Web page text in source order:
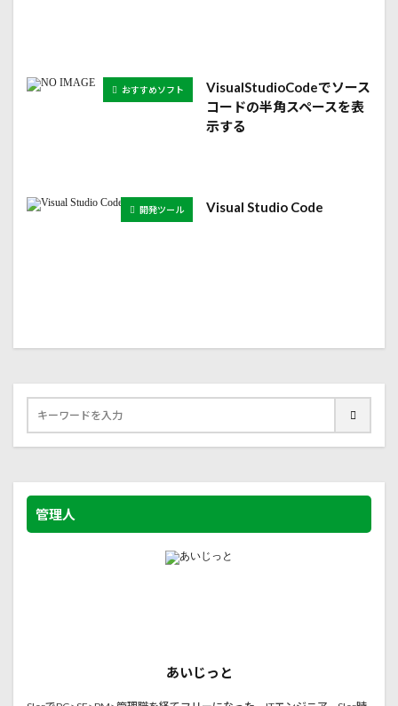
おすすめソフト
VisualStudioCodeでソース
コードの半角スペースを表
示する
開発ツール Visual Studio Code
管理人
あいじっと